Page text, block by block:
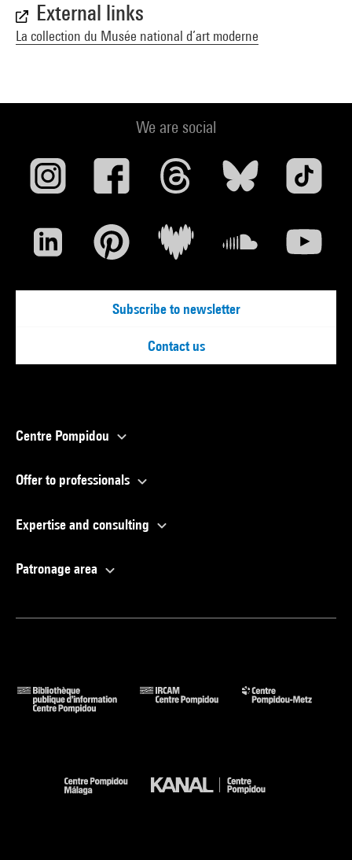
External links
La collection du Musée national d’art moderne
We are social
Subscribe to newsletter
Contact us
Centre Pompidou
Offer to professionals
Expertise and consulting
Patronage area